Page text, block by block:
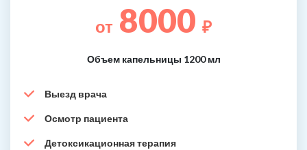
от 8000 ₽
Объем капельницы 1200 мл
Выезд врача
Осмотр пациента
Детоксикационная терапия